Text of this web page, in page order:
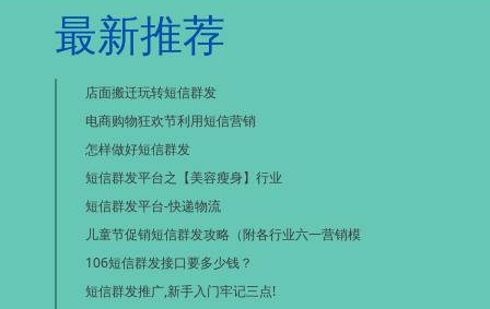
最新推荐
店面搬迁玩转短信群发
电商购物狂欢节利用短信营销
怎样做好短信群发
短信群发平台之【美容瘦身】行业
短信群发平台-快递物流
儿童节促销短信群发攻略（附各行业六一营销模
106短信群发接口要多少钱？
短信群发推广,新手入门牢记三点!